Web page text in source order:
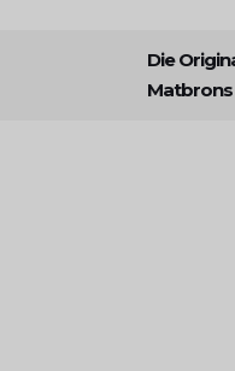
Die
Matbrons